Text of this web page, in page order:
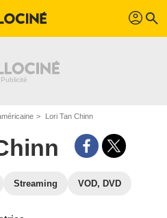
profil search
Lori Tan Chinn
Streaming VOD, DVD